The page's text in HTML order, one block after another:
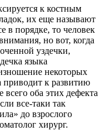
к костным
их еще называют
в порядке, то человек
но вот, когда
уздечки,
языка
некоторых
приводит к развитию
оба этих дефекта
все-таки так
до взрослого
хирург.